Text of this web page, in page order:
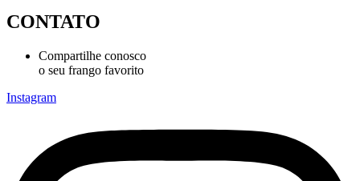
CONTATO
Compartilhe conosco
o seu frango favorito
Instagram